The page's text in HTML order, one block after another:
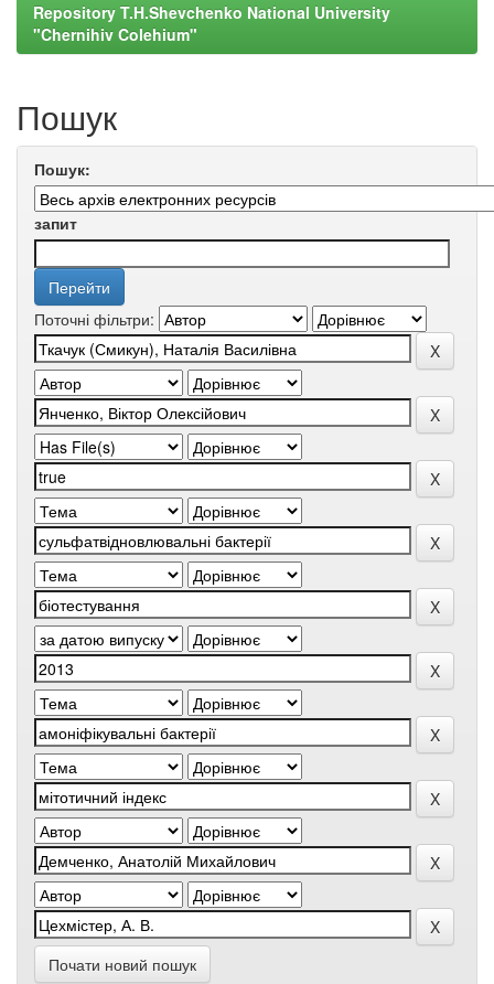
Repository T.H.Shevchenko National University
"Chernihiv Colehium"
Пошук
Пошук:
запит
Поточні фільтри:
Почати новий пошук